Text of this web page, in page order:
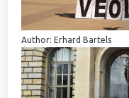
Author: Erhard Bartels